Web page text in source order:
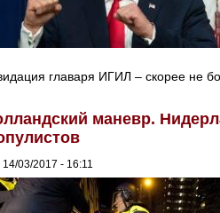
главаря ИГИЛ – скорее не
маневр.
14/03/2017 - 16:11